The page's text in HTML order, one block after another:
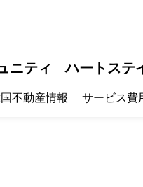
ニティ ハートステ
不動産情報 サービス費